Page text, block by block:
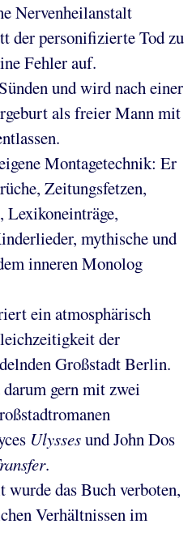
Nervenheilanstalt
der personifizierte Tod zu
Fehler auf.
und wird nach einer
als freier Mann mit
Montagetechnik: Er
Zeitungsfetzen,
Lexikoneinträge,
mythische und
inneren Monolog
ein atmosphärisch
der
Großstadt Berlin.
gern mit zwei
Ulyssesund John Dos
.
wurde das Buch verboten,
Verhältnissen im